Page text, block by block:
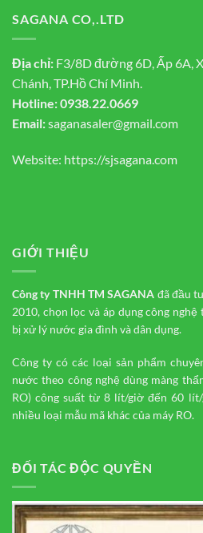
SAGANA CO,.LTD
Địa chỉ: F3/8D đường 6D, Ấp 6A,
Chánh, TP.Hồ Chí Minh.
Hotline:0938.22.0669
Email:saganasaler@gmail.com
Website: https://sjsagana.com
GIỚI THIỆU
Công ty TNHH TMSAGANA đã đầu
2010, chọn lọc và áp dụng công
bị xử lý nước gia đình và dân dụng.
Công ty có các loại sản phẩm
nước theo công nghệ dùng màng
RO) công suất từ 8 lít/giờ đến 60
nhiều loại mẫu mã khác của máy RO.
ĐỐI TÁC ĐỘC QUYỀN